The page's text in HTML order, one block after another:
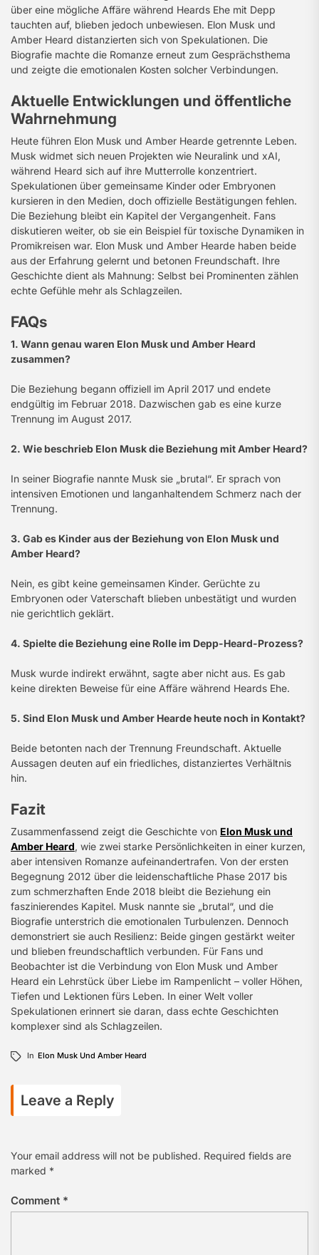
über eine mögliche Affäre während Heards Ehe mit Depp
tauchten auf, blieben jedoch unbewiesen. Elon Musk und
Amber Heard distanzierten sich von Spekulationen. Die
Biografie machte die Romanze erneut zum Gesprächsthema
und zeigte die emotionalen Kosten solcher Verbindungen.
Aktuelle Entwicklungen und öffentliche
Wahrnehmung
Heute führen Elon Musk und Amber Hearde getrennte Leben.
Musk widmet sich neuen Projekten wie Neuralink und xAI,
während Heard sich auf ihre Mutterrolle konzentriert.
Spekulationen über gemeinsame Kinder oder Embryonen
kursieren in den Medien, doch offizielle Bestätigungen fehlen.
Die Beziehung bleibt ein Kapitel der Vergangenheit. Fans
diskutieren weiter, ob sie ein Beispiel für toxische Dynamiken in
Promikreisen war. Elon Musk und Amber Hearde haben beide
aus der Erfahrung gelernt und betonen Freundschaft. Ihre
Geschichte dient als Mahnung: Selbst bei Prominenten zählen
echte Gefühle mehr als Schlagzeilen.
FAQs
1. Wann genau waren Elon Musk und Amber Heard
zusammen?
Die Beziehung begann offiziell im April 2017 und endete
endgültig im Februar 2018. Dazwischen gab es eine kurze
Trennung im August 2017.
2. Wie beschrieb Elon Musk die Beziehung mit Amber Heard?
In seiner Biografie nannte Musk sie „brutal“. Er sprach von
intensiven Emotionen und langanhaltendem Schmerz nach der
Trennung.
3. Gab es Kinder aus der Beziehung von Elon Musk und
Amber Heard?
Nein, es gibt keine gemeinsamen Kinder. Gerüchte zu
Embryonen oder Vaterschaft blieben unbestätigt und wurden
nie gerichtlich geklärt.
4. Spielte die Beziehung eine Rolle im Depp-Heard-Prozess?
Musk wurde indirekt erwähnt, sagte aber nicht aus. Es gab
keine direkten Beweise für eine Affäre während Heards Ehe.
5. Sind Elon Musk und Amber Hearde heute noch in Kontakt?
Beide betonten nach der Trennung Freundschaft. Aktuelle
Aussagen deuten auf ein friedliches, distanziertes Verhältnis
hin.
Fazit
Zusammenfassend zeigt die Geschichte von Elon Musk und
Amber Heard, wie zwei starke Persönlichkeiten in einer kurzen,
aber intensiven Romanze aufeinandertrafen. Von der ersten
Begegnung 2012 über die leidenschaftliche Phase 2017 bis
zum schmerzhaften Ende 2018 bleibt die Beziehung ein
faszinierendes Kapitel. Musk nannte sie „brutal“, und die
Biografie unterstrich die emotionalen Turbulenzen. Dennoch
demonstriert sie auch Resilienz: Beide gingen gestärkt weiter
und blieben freundschaftlich verbunden. Für Fans und
Beobachter ist die Verbindung von Elon Musk und Amber
Heard ein Lehrstück über Liebe im Rampenlicht – voller Höhen,
Tiefen und Lektionen fürs Leben. In einer Welt voller
Spekulationen erinnert sie daran, dass echte Geschichten
komplexer sind als Schlagzeilen.
In Elon Musk Und Amber Heard
Leave a Reply
Your email address will not be published. Required fields are
marked *
Comment *